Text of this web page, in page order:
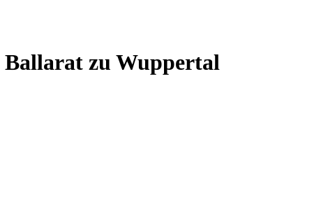
Ballarat zu Wuppertal